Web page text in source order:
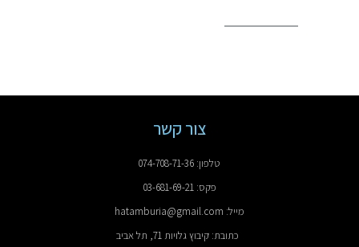
צור קשר
טלפון: 074-708-71-36
פקס: 03-681-69-21
מייל: hatamburia@gmail.com
כתובת: קיבוץ גלויות 71, תל אביב